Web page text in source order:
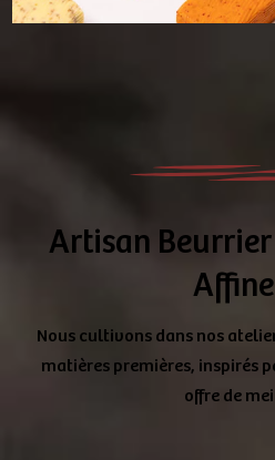
Artisan
Nous cultivons dans nos
matières premières, inspirés
offre de